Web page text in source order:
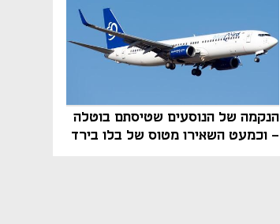
הנקמה של הנוסעים שטיסתם בוטלה
- וכמעט השאירו מטוס של בלו בירד